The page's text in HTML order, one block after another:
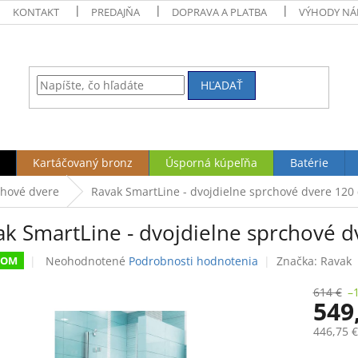
KONTAKT PREDAJŇA DOPRAVA A PLATBA VÝHODY
HĽADAŤ
Kartáčovaný bronz Úsporná kúpeľňa Batérie
dvere Ravak SmartLine - dvojdielne sprchové dvere 120
SmartLine - dvojdielne sprchové
Priemerné
0,0
Neohodnotené Podrobnosti hodnotenia Značka: Ravak
614 €
446,75